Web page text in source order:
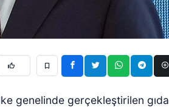
genelinde gerçekleştirilen gıda